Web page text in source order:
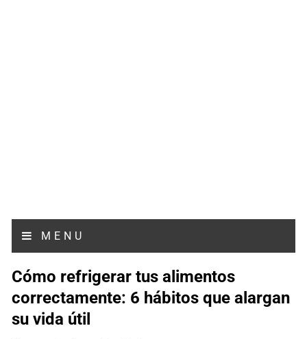
MENU
Cómo refrigerar tus alimentos
correctamente: 6 hábitos que alargan
su vida útil